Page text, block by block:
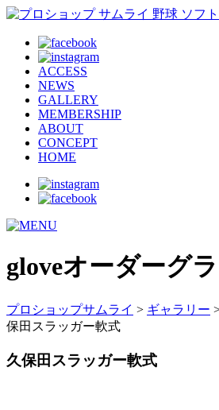
ACCESS
NEWS
GALLERY
MEMBERSHIP
ABOUT
CONCEPT
HOME
gloveオーダーグ
プロショップサムライ > ギャラリー
保田スラッガー軟式
久保田スラッガー軟式